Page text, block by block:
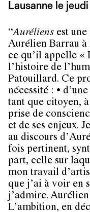
Lausanne le
“Auréliens est
Aurélien Barrau à
ce qu’il appelle «
l’histoire de
Patouillard. Ce
nécessité : •
tant que citoyen,
prise de
et de ses enjeux.
au discours
fois pertinent,
part, celle sur
mon travail
que j’ai à voir en
j’admire.
L’ambition, en